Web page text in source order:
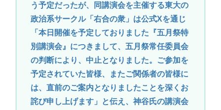
う予定だったが、同講演会を主催する東大の
政治系サークル「右合の衆」は公式Xを通じ
「本日開催を予定しておりました『五月祭特
別講演会』につきまして、五月祭常任委員会
の判断により、中止となりました。ご参加を
予定されていた皆様、またご関係者の皆様に
は、直前のご案内となりましたことを深くお
詫び申し上げます」と伝え、神谷氏の講演会